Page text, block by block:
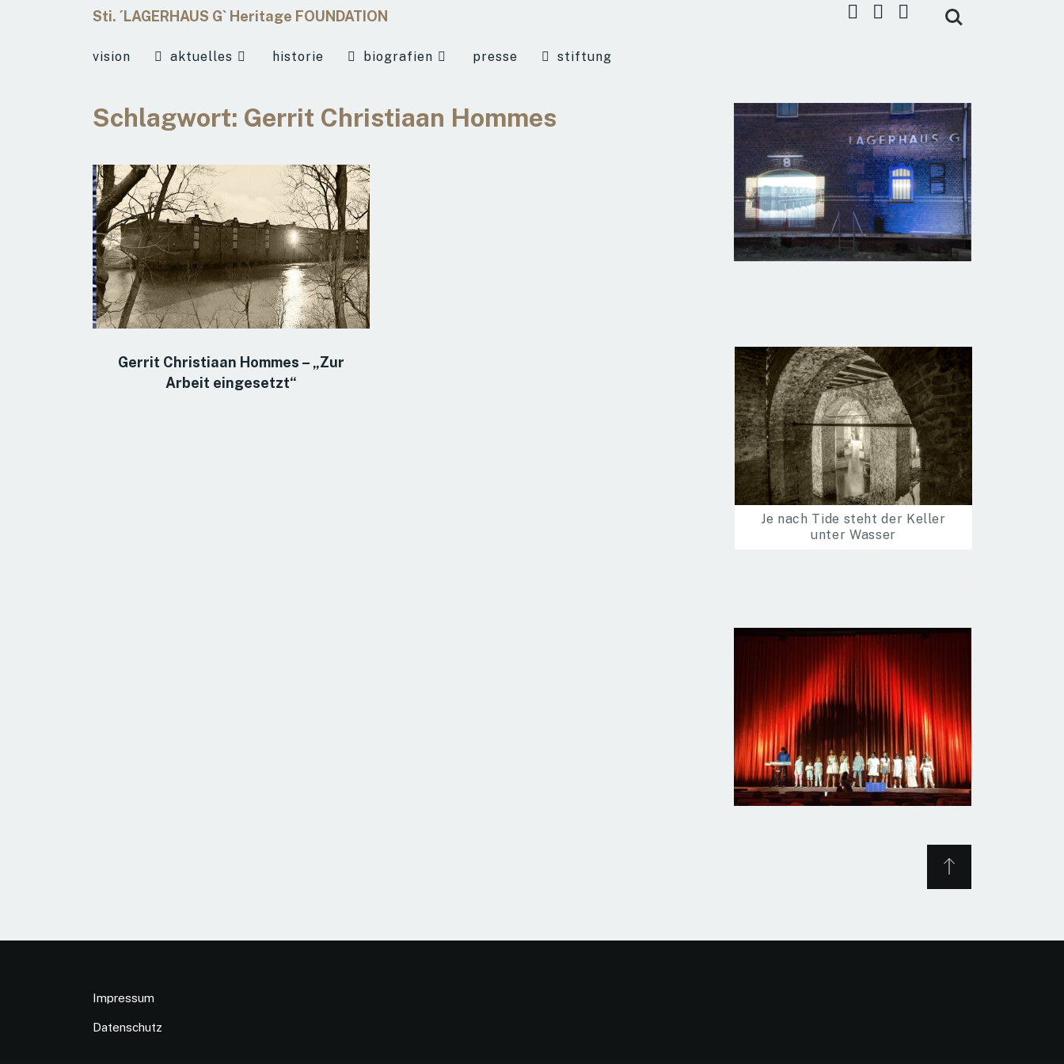
Sti. ´LAGERHAUS G` Heritage FOUNDATION
vision aktuelles historie biografien presse stiftung
Schlagwort: Gerrit Christiaan Hommes
Gerrit Christiaan Hommes – „Zur
Arbeit eingesetzt“
Je nach Tide steht der Keller
unter Wasser
Impressum
Datenschutz